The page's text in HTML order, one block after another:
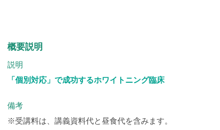
概要説明
説明
「個別対応」で成功するホワイトニング臨床
備考
※受講料は、講義資料代と昼食代を含みます。